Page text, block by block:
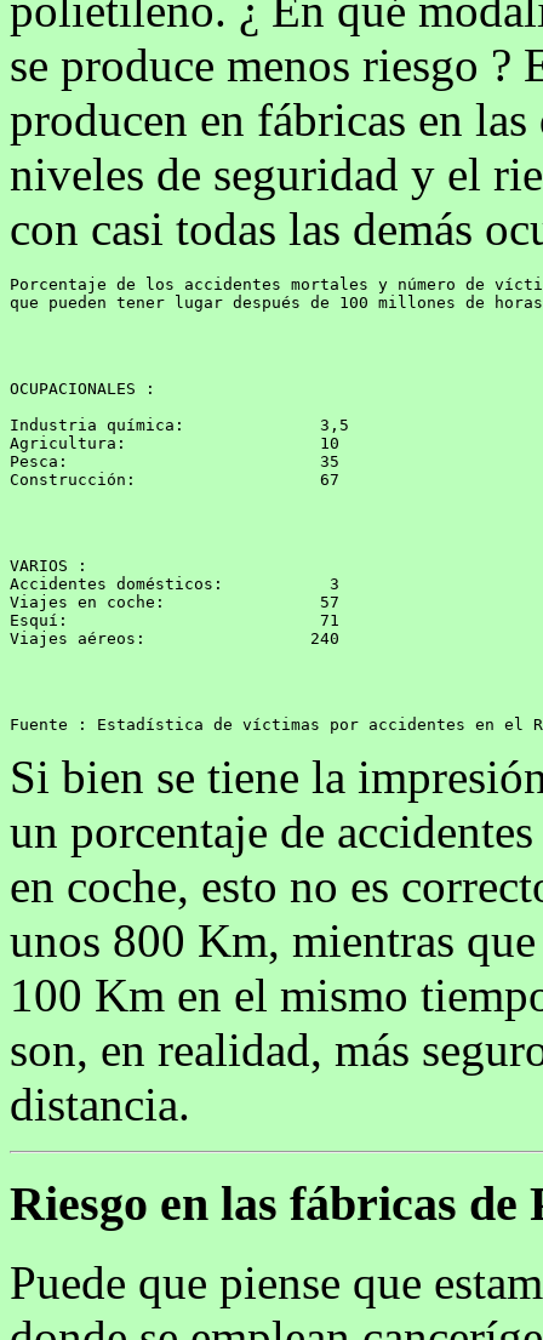
se produce menos riesgo ?
producen en fábricas en
niveles de seguridad y el
con casi todas las demás
Porcentaje de los accidentes mortales y número de
que pueden tener lugar después de 100 millones de
OCUPACIONALES :
Industria química:              3,5
Agricultura:                    10
Pesca:                          35
Construcción:                   67
VARIOS :
Accidentes domésticos:           3
Viajes en coche:                57
Esquí:                          71
Viajes aéreos:                 240
Fuente : Estadística de víctimas por accidentes en el
Si bien se tiene la
un porcentaje de
en coche, esto no es
unos 800 Km, mientras
100 Km en el mismo
son, en realidad, más
distancia.
Riesgo en las fábricas de
Puede que piense que